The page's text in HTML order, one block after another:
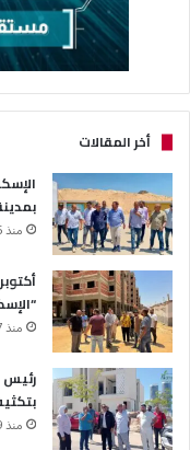
أخر المقالات
منذ 15 ساعة
منذ 17 ساعة
رئيس
منذ 19 ساعة